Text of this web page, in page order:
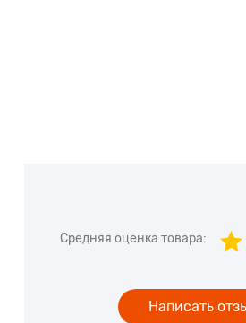
Средняя оценка товара:
Написать